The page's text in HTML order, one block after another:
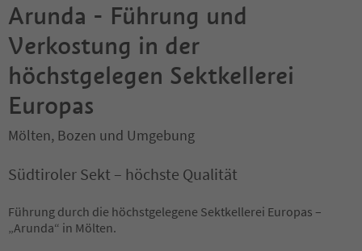
Arunda - Führung und
Verkostung in der
höchstgelegen Sektkellerei
Europas
Mölten, Bozen und Umgebung
Südtiroler Sekt – höchste Qualität
Führung durch die höchstgelegene Sektkellerei Europas –
„Arunda“ in Mölten.